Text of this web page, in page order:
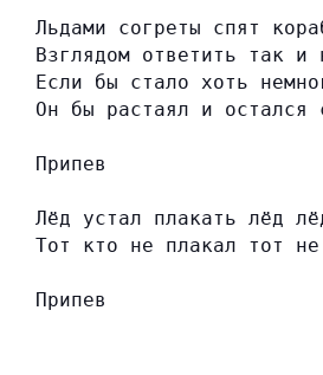
Льдами согреты спят
Взглядом ответить так и
Если бы стало хоть
Он бы растаял и остался
Припев
Лёд устал плакать лёд
Тот кто не плакал тот
Припев